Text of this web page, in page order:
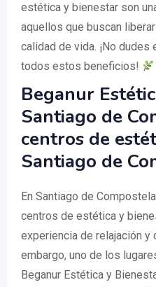
estética y bienestar son
aquellos que buscan
calidad de vida. ¡No
todos estos beneficios!
Beganur
Santiago de
centros de
Santiago de
En Santiago de
centros de estética y
experiencia de relajación y
embargo, uno de los
Beganur Estética y